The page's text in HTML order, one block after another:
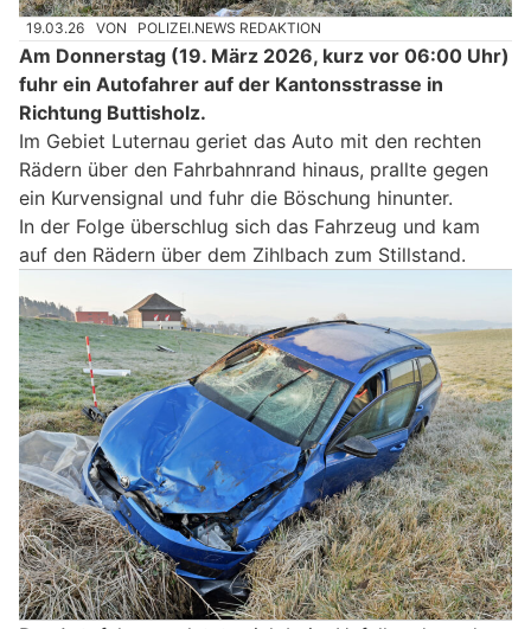
19.03.26 VON POLIZEI.NEWS REDAKTION
Am Donnerstag (19. März 2026, kurz vor 06:00 Uhr)
fuhr ein Autofahrer auf der Kantonsstrasse in
Richtung Buttisholz.
Im Gebiet Luternau geriet das Auto mit den rechten
Rädern über den Fahrbahnrand hinaus, prallte gegen
ein Kurvensignal und fuhr die Böschung hinunter.
In der Folge überschlug sich das Fahrzeug und kam
auf den Rädern über dem Zihlbach zum Stillstand.